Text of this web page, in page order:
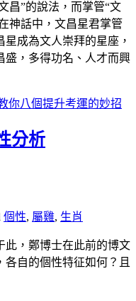
昌”的說法，而掌管“文
神話中，文昌星君掌管
成為文人崇拜的星座，
盛，多得功名、人才而興
你八個提升考運的妙招
分析
個性, 屬雞, 生肖
此，鄭博士在此前的博文
自的個性特征如何？且